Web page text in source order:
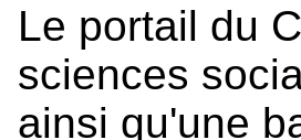
Le portail du
sciences
ainsi qu'une